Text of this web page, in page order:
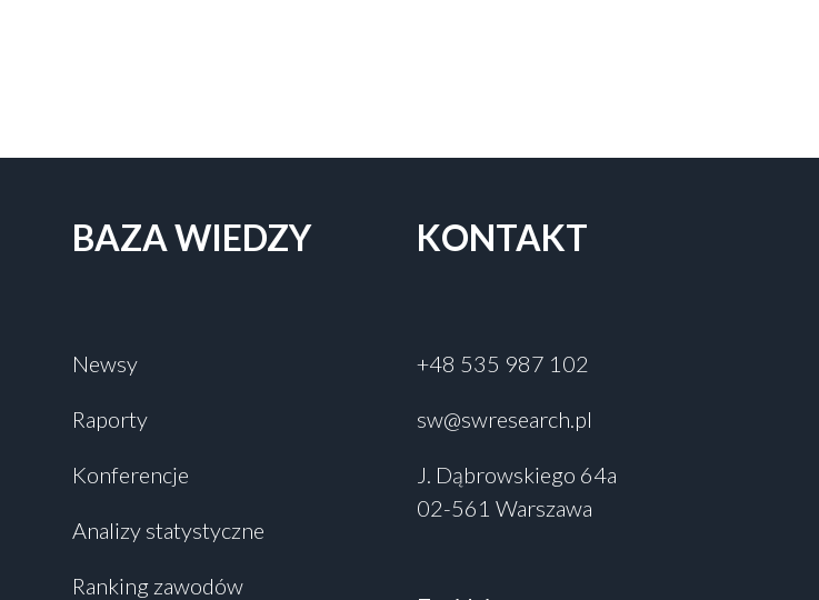
BAZA WIEDZY
Newsy
Raporty
Konferencje
Analizy statystyczne
Ranking zawodów
KONTAKT
+48 535 987 102
sw@swresearch.pl
J. Dąbrowskiego 64a
02-561 Warszawa